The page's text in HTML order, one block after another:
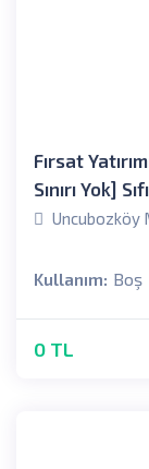
Fırsat
Sınırı Yok]
Uncubozköy
Kullanım: Boş
0 TL